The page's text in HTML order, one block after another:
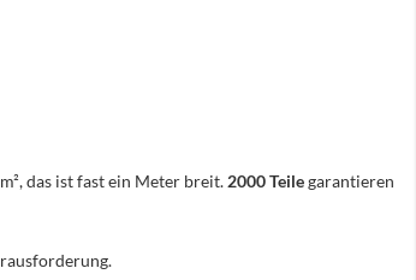
das ist fast ein Meter breit. 2000 Teilegarantieren